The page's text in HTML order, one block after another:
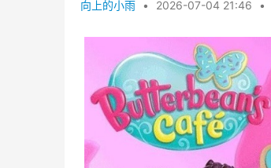
向上的小雨 • 2026-07-04 21:46 •